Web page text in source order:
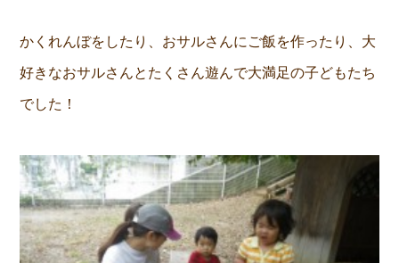
かくれんぼをしたり、おサルさんにご飯を作ったり、大
好きなおサルさんとたくさん遊んで大満足の子どもたち
でした！